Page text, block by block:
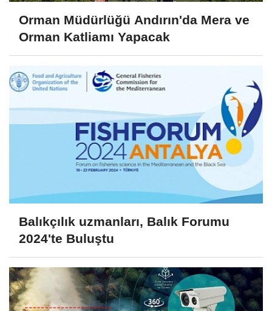
Orman Müdürlüğü Andırın'da Mera ve
Orman Katliamı Yapacak
Balıkçılık uzmanları, Balık Forumu
2024'te Buluştu